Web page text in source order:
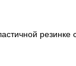
резинке